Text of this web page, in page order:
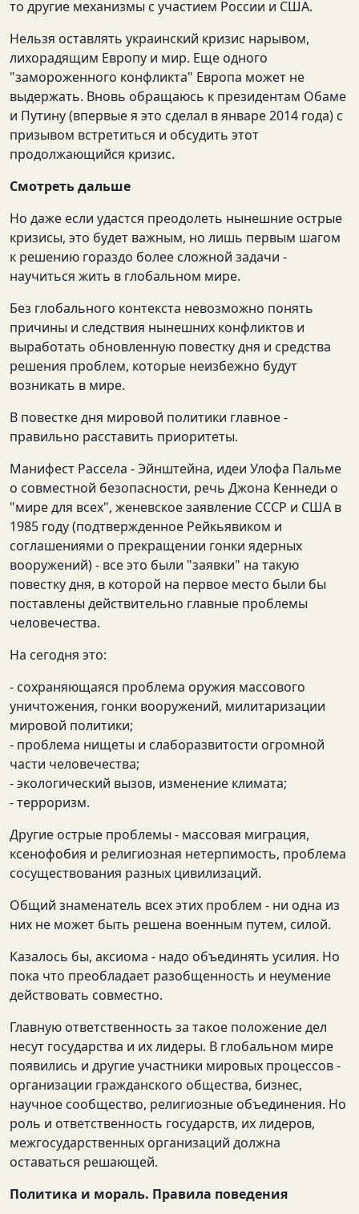
то другие механизмы с участием России и США.
Нельзя оставлять украинский кризис нарывом,
лихорадящим Европу и мир. Еще одного
"замороженного конфликта" Европа может не
выдержать. Вновь обращаюсь к президентам Обаме
и Путину (впервые я это сделал в январе 2014 года) с
призывом встретиться и обсудить этот
продолжающийся кризис.
Смотреть дальше
Но даже если удастся преодолеть нынешние острые
кризисы, это будет важным, но лишь первым шагом
к решению гораздо более сложной задачи -
научиться жить в глобальном мире.
Без глобального контекста невозможно понять
причины и следствия нынешних конфликтов и
выработать обновленную повестку дня и средства
решения проблем, которые неизбежно будут
возникать в мире.
В повестке дня мировой политики главное -
правильно расставить приоритеты.
Манифест Рассела - Эйнштейна, идеи Улофа Пальме
о совместной безопасности, речь Джона Кеннеди о
"мире для всех", женевское заявление СССР и США в
1985 году (подтвержденное Рейкьявиком и
соглашениями о прекращении гонки ядерных
вооружений) - все это были "заявки" на такую
повестку дня, в которой на первое место были бы
поставлены действительно главные проблемы
человечества.
На сегодня это:
- сохраняющаяся проблема оружия массового
уничтожения, гонки вооружений, милитаризации
мировой политики;
- проблема нищеты и слаборазвитости огромной
части человечества;
- экологический вызов, изменение климата;
- терроризм.
Другие острые проблемы - массовая миграция,
ксенофобия и религиозная нетерпимость, проблема
сосуществования разных цивилизаций.
Общий знаменатель всех этих проблем - ни одна из
них не может быть решена военным путем, силой.
Казалось бы, аксиома - надо объединять усилия. Но
пока что преобладает разобщенность и неумение
действовать совместно.
Главную ответственность за такое положение дел
несут государства и их лидеры. В глобальном мире
появились и другие участники мировых процессов -
организации гражданского общества, бизнес,
научное сообщество, религиозные объединения. Но
роль и ответственность государств, их лидеров,
межгосударственных организаций должна
оставаться решающей.
Политика и мораль. Правила поведения